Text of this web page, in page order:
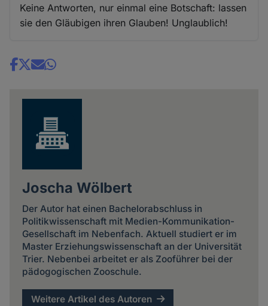
Keine Antworten, nur einmal eine Botschaft: lassen
sie den Gläubigen ihren Glauben! Unglaublich!
Share
Joscha Wölbert
Der Autor hat einen Bachelorabschluss in
Politikwissenschaft mit Medien-Kommunikation-
Gesellschaft im Nebenfach. Aktuell studiert er im
Master Erziehungswissenschaft an der Universität
Trier. Nebenbei arbeitet er als Zooführer bei der
pädogogischen Zooschule.
Weitere Artikel des Autoren